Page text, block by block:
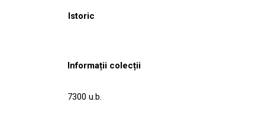
Istoric
Informații colecții
7300 u.b.